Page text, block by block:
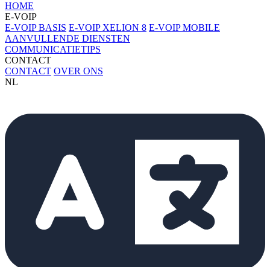
HOME
E-VOIP
E-VOIP BASIS E-VOIP XELION 8 E-VOIP MOBILE
AANVULLENDE DIENSTEN
COMMUNICATIETIPS
CONTACT
CONTACT OVER ONS
NL